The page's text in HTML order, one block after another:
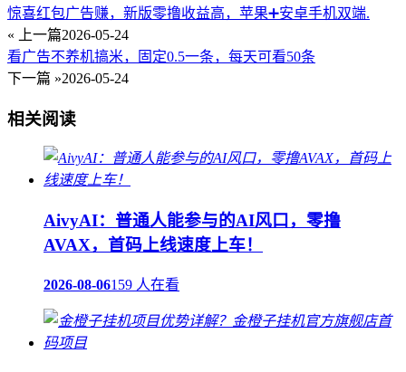
惊喜红包广告赚，新版零撸收益高，苹果➕安卓手机双端.
« 上一篇2026-05-24
看广告不养机搞米，固定0.5一条，每天可看50条
下一篇 »2026-05-24
相关阅读
AivyAI：普通人能参与的AI风口，零撸
AVAX，首码上线速度上车！
2026-08-06159 人在看